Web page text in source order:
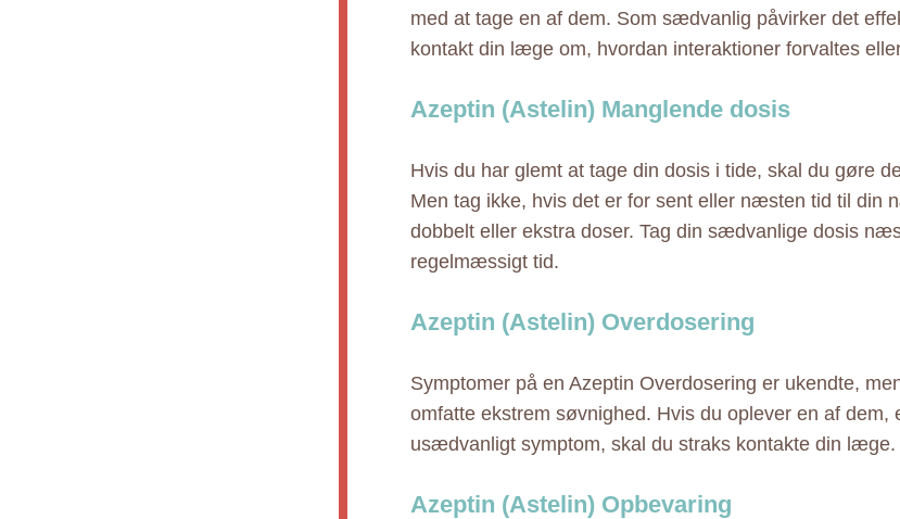
med at tage en af dem. Som sædvanlig påvirker det
kontakt din læge om, hvordan interaktioner forvaltes
Azeptin (Astelin) Manglende dosis
Hvis du har glemt at tage din dosis i tide, skal du gøre
Men tag ikke, hvis det er for sent eller næsten tid til din
dobbelt eller ekstra doser. Tag din sædvanlige dosis
regelmæssigt tid.
Azeptin (Astelin) Overdosering
Symptomer på en Azeptin Overdosering er ukendte,
omfatte ekstrem søvnighed. Hvis du oplever en af dem,
usædvanligt symptom, skal du straks kontakte din læge.
Azeptin (Astelin) Opbevaring